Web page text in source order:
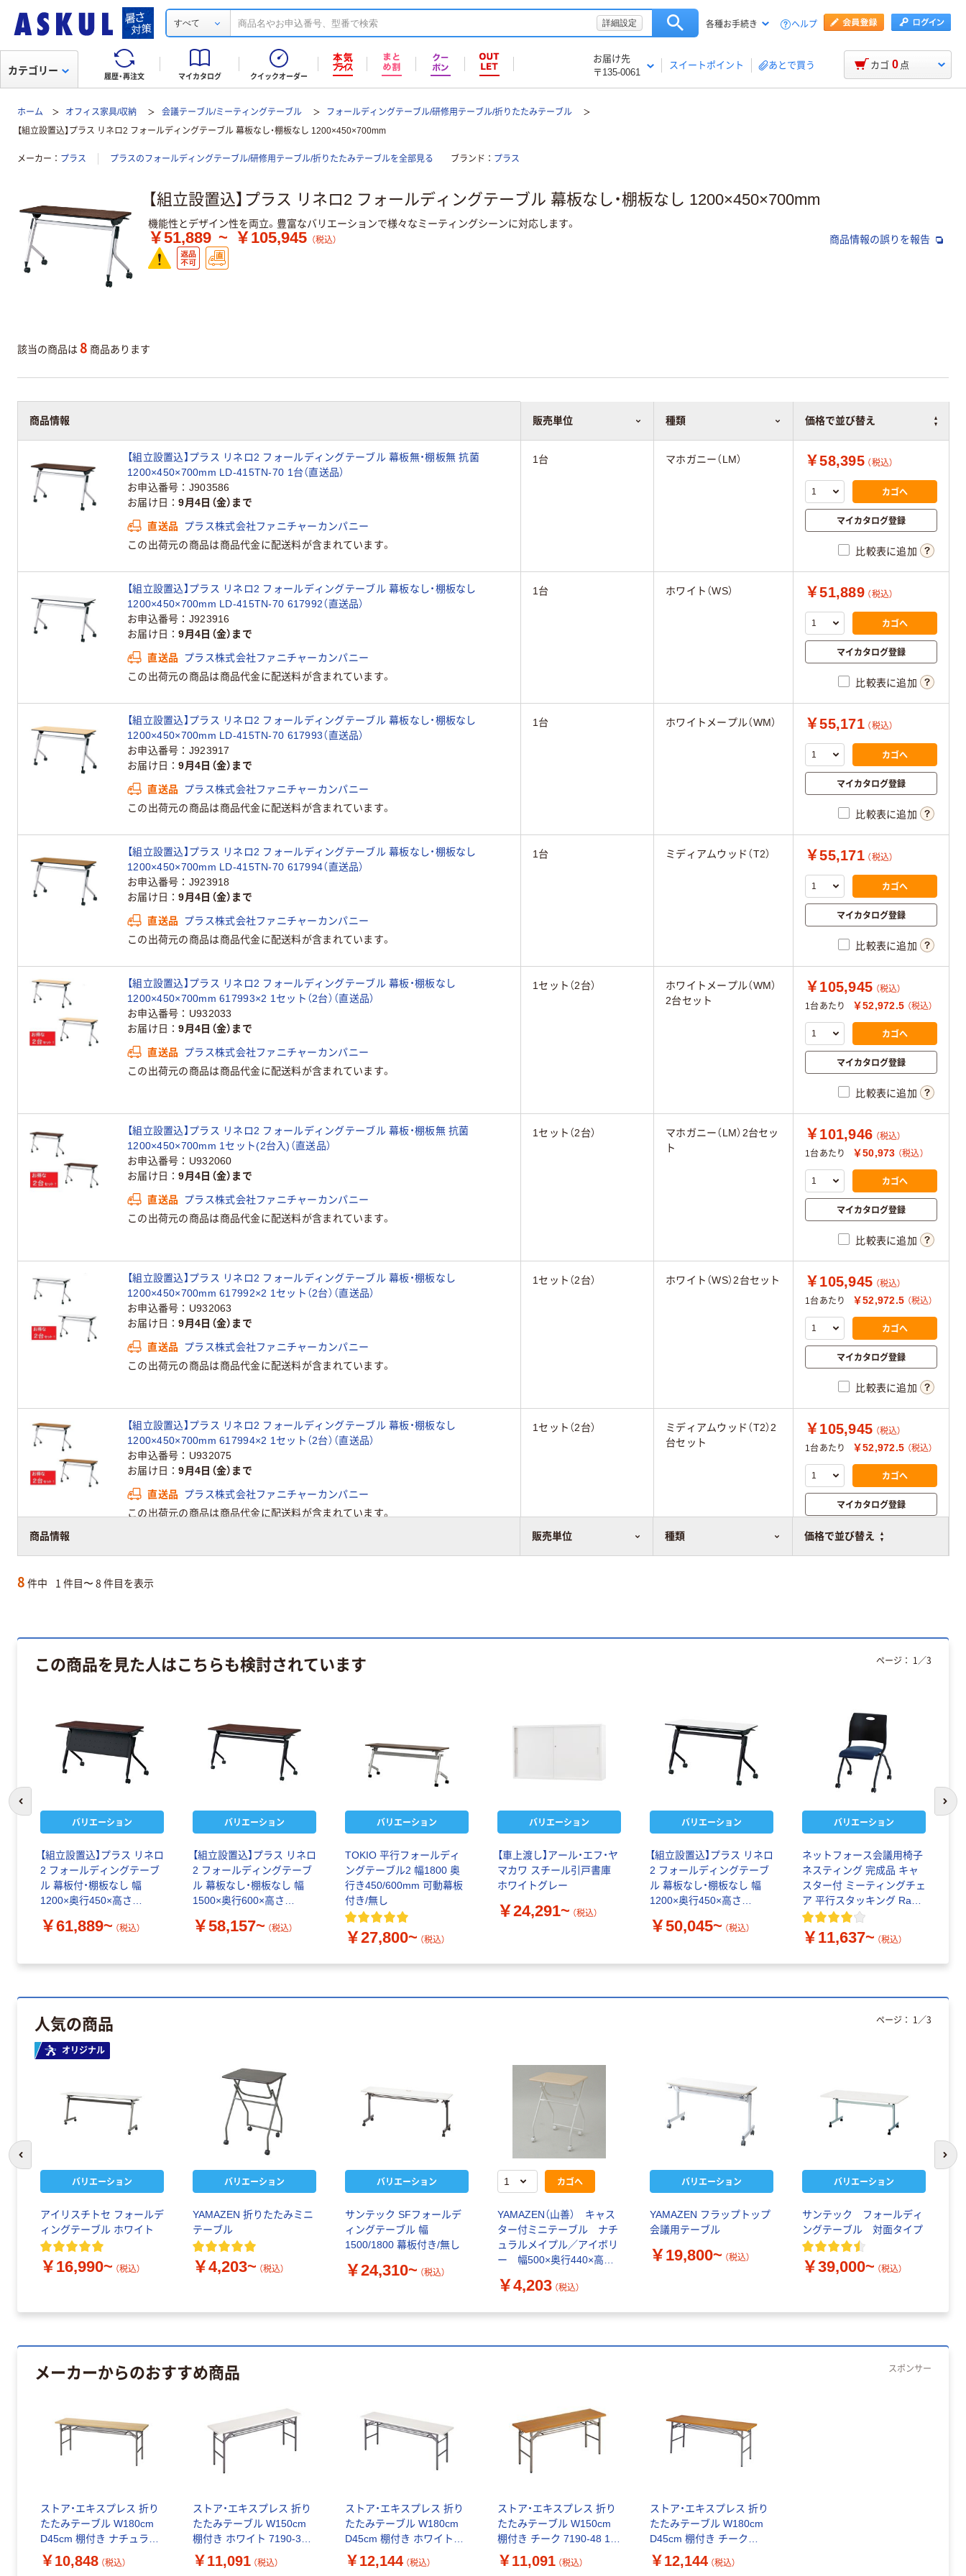
すべて 詳細設定 各種お手続き ヘルプ
履歴・再注文 マイカタログ クイックオーダー
お届け先
〒135-0061
スイートポイント あとで買う
カテゴリー カゴ 0 点
ホーム オフィス家具/収納 会議テーブル/ミーティングテーブル
フォールディングテーブル/研修用テーブル/折りたたみテーブル
【組立設置込】プラス リネロ2 フォールディングテーブル 幕板なし・棚板なし 1200×450×700mm
メーカー プラス プラスのフォールディングテーブル/研修用テーブル/折りたたみテーブルを全部見る ブランド プラス
【組立設置込】プラス リネロ2 フォールディングテーブル 幕板なし・棚板なし 1200×450×700mm
機能性とデザイン性を両立。豊富なバリエーションで様々なミーティングシーンに対応します。
￥51,889 ~ ￥105,945 （税込） 商品情報の誤りを報告
該当の商品は 8 商品あります
商品情報 販売単位 種類 価格で並び替え
商品情報 販売単位 種類 価格で並び替え
【組立設置込】プラス リネロ2 フォールディングテーブル 幕板無・棚板無 抗菌
1200×450×700mm LD-415TN-70 1台（直送品）
お申込番号
J903586
お届け日
9月4日（金）まで
直送品
プラス株式会社ファニチャーカンパニー
この出荷元の商品は商品代金に配送料が含まれています。
1台 マホガニー（LM） ￥58,395 （税込）
カゴへ
マイカタログ登録
比較表に追加
【組立設置込】プラス リネロ2 フォールディングテーブル 幕板なし・棚板なし
1200×450×700mm LD-415TN-70 617992（直送品）
お申込番号
J923916
お届け日
9月4日（金）まで
直送品
プラス株式会社ファニチャーカンパニー
この出荷元の商品は商品代金に配送料が含まれています。
1台 ホワイト（WS） ￥51,889 （税込）
カゴへ
マイカタログ登録
比較表に追加
【組立設置込】プラス リネロ2 フォールディングテーブル 幕板なし・棚板なし
1200×450×700mm LD-415TN-70 617993（直送品）
お申込番号
J923917
お届け日
9月4日（金）まで
直送品
プラス株式会社ファニチャーカンパニー
この出荷元の商品は商品代金に配送料が含まれています。
1台 ホワイトメープル（WM） ￥55,171 （税込）
カゴへ
マイカタログ登録
比較表に追加
【組立設置込】プラス リネロ2 フォールディングテーブル 幕板なし・棚板なし
1200×450×700mm LD-415TN-70 617994（直送品）
お申込番号
J923918
お届け日
9月4日（金）まで
直送品
プラス株式会社ファニチャーカンパニー
この出荷元の商品は商品代金に配送料が含まれています。
1台 ミディアムウッド（T2） ￥55,171 （税込）
カゴへ
マイカタログ登録
比較表に追加
【組立設置込】プラス リネロ2 フォールディングテーブル 幕板・棚板なし
1200×450×700mm 617993×2 1セット（2台）（直送品）
お申込番号
U932033
お届け日
9月4日（金）まで
直送品
プラス株式会社ファニチャーカンパニー
この出荷元の商品は商品代金に配送料が含まれています。
1セット（2台）
ホワイトメープル（WM）
2台セット
￥105,945 （税込）
1台あたり
￥52,972.5 （税込）
カゴへ
マイカタログ登録
比較表に追加
【組立設置込】プラス リネロ2 フォールディングテーブル 幕板・棚板無 抗菌
1200×450×700mm 1セット(2台入)（直送品）
お申込番号
U932060
お届け日
9月4日（金）まで
直送品
プラス株式会社ファニチャーカンパニー
この出荷元の商品は商品代金に配送料が含まれています。
1セット（2台）
マホガニー（LM）2台セッ
ト
￥101,946 （税込）
1台あたり
￥50,973 （税込）
カゴへ
マイカタログ登録
比較表に追加
【組立設置込】プラス リネロ2 フォールディングテーブル 幕板・棚板なし
1200×450×700mm 617992×2 1セット（2台）（直送品）
お申込番号
U932063
お届け日
9月4日（金）まで
直送品
プラス株式会社ファニチャーカンパニー
この出荷元の商品は商品代金に配送料が含まれています。
1セット（2台） ホワイト（WS）2台セット ￥105,945 （税込）
1台あたり
￥52,972.5 （税込）
カゴへ
マイカタログ登録
比較表に追加
【組立設置込】プラス リネロ2 フォールディングテーブル 幕板・棚板なし
1200×450×700mm 617994×2 1セット（2台）（直送品）
お申込番号
U932075
お届け日
9月4日（金）まで
直送品
プラス株式会社ファニチャーカンパニー
この出荷元の商品は商品代金に配送料が含まれています。
1セット（2台）
ミディアムウッド（T2）2
台セット
￥105,945 （税込）
1台あたり
￥52,972.5 （税込）
カゴへ
マイカタログ登録
比較表に追加
8 件中 1 件目〜 8 件目を表示
この商品を見た人はこちらも検討されています
バリエーション
【組立設置込】プラス リネロ
2 フォールディングテーブ
ル 幕板付・棚板なし 幅
1200×奥行450×高さ
￥61,889~ （税込）
バリエーション
【組立設置込】プラス リネロ
2 フォールディングテーブ
ル 幕板なし・棚板なし 幅
1500×奥行600×高さ
￥58,157~ （税込）
バリエーション
TOKIO 平行フォールディ
ングテーブル2 幅1800 奥
行き450/600mm 可動幕板
付き/無し
￥27,800~ （税込）
バリエーション
【車上渡し】アール・エフ・ヤ
マカワ スチール引戸書庫
ホワイトグレー
￥24,291~ （税込）
バリエーション
【組立設置込】プラス リネロ
2 フォールディングテーブ
ル 幕板なし・棚板なし 幅
1200×奥行450×高さ
￥50,045~ （税込）
バリエーション
ネットフォース会議用椅子
ネスティング 完成品 キャ
スター付 ミーティングチェ
ア 平行スタッキング Rap-
NC
￥11,637~ （税込）
ページ： 1 ／3
前のスライドへ 次
人気の商品
オリジナル
バリエーション
アイリスチトセ フォールデ
ィングテーブル ホワイト
￥16,990~ （税込）
バリエーション
YAMAZEN 折りたたみミニ
テーブル
￥4,203~ （税込）
バリエーション
サンテック SFフォールデ
ィングテーブル 幅
1500/1800 幕板付き/無し
￥24,310~ （税込）
カゴへ
YAMAZEN（山善） キャス
ター付ミニテーブル ナチ
ュラルメイプル／アイボリ
ー 幅500×奥行440×高さ
￥4,203 （税込）
バリエーション
YAMAZEN フラップトップ
会議用テーブル
￥19,800~ （税込）
バリエーション
サンテック フォールディ
ングテーブル 対面タイプ
￥39,000~ （税込）
ページ： 1 ／3
次
メーカーからのおすすめ商品 スポンサー
ストア・エキスプレス 折り
たたみテーブル W180cm
D45cm 棚付き ナチュラル
7190-41 1台 61-554-88-
1（直送品）
￥10,848 （税込）
ストア・エキスプレス 折り
たたみテーブル W150cm
棚付き ホワイト 7190-39 1
台 61-339-4-2（直送品）
￥11,091 （税込）
ストア・エキスプレス 折り
たたみテーブル W180cm
D45cm 棚付き ホワイト
7190-36 1台 61-339-2-
1（直送品）
￥12,144 （税込）
ストア・エキスプレス 折り
たたみテーブル W150cm
棚付き チーク 7190-48 1台
61-339-4-1（直送品）
￥11,091 （税込）
ストア・エキスプレス 折り
たたみテーブル W180cm
D45cm 棚付き チーク
7190-29 1台 61-339-1-
1（直送品）
￥12,144 （税込）